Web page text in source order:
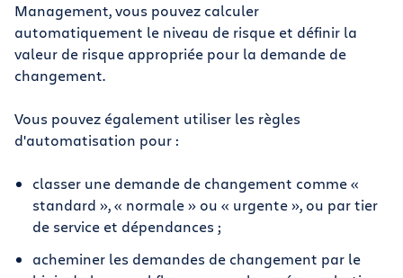
Management, vous pouvez calculer
automatiquement le niveau de risque et définir la
valeur de risque appropriée pour la demande de
changement.
Vous pouvez également utiliser les règles
d'automatisation pour :
classer une demande de changement comme «
standard », « normale » ou « urgente », ou par tier
de service et dépendances ;
acheminer les demandes de changement par le